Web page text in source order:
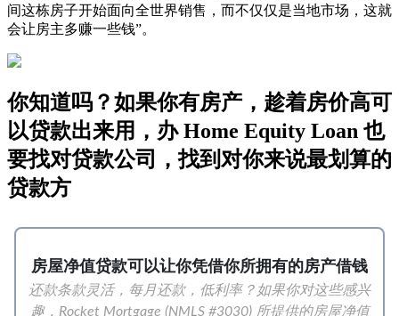
间这栋房子开始面向全世界销售，而不仅仅是当地市场，这就
会让房主多赚一些钱”。
你知道吗？如果你有房产，趁着房价高可
以贷款出来用，办 Home Equity Loan 也
要找对贷款公司，找到对你来说最划算的
贷款方